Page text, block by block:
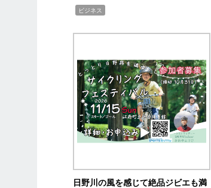
ビジネス
日野川の風を感じて絶品ジビエも満